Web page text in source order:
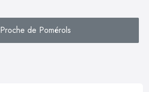
Proche de Pomérols